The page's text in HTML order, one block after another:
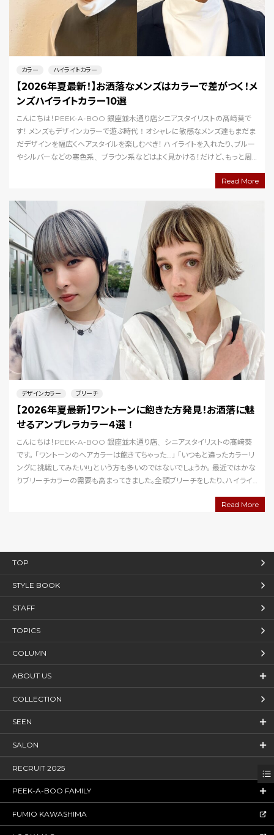
カラー ハイライトカラー
【2026年夏最新！】お洒落なメンズはカラーで差がつく！メ
ンズハイライトカラー10選
こんにちは！PEEK-A-BOO 銀座並木通り店シニアスタイリストの髙﨑葵で
す！ メンズもデザインカラーで遊ぶ時代！オシャレに敏感なメンズ達もまだま
だデザインを幅広くヘアスタイルを楽しむべき！ ハイライトを入れたり、ブルー
やシルバーなどの寒色系、ブラウン系などはよく見かける！だけど、もっと周
Read More
デザインカラー ブリーチ
【2026年夏最新】ワントーンに飽きた方発見！お洒落に魅
せるアンブレラカラー４選！
こんにちは！PEEK-A-BOO 銀座並木通り店、シニアスタイリストの髙﨑葵
です。 「ワントーンのヘアカラーは飽きてちゃった...」 「いつもと違ったカラーリ
ングに挑戦してみたい!!」という方も多いのではないでしょうか。 最近ではかな
りブリーチカラーの需要も高まってきました。全頭ブリーチをしたり、ハイライ
Read More
TOP
STYLE BOOK
STAFF
TOPICS
COLUMN
ABOUT US
COLLECTION
SEEN
SALON
RECRUIT 2025
PEEK-A-BOO FAMILY
FUMIO KAWASHIMA